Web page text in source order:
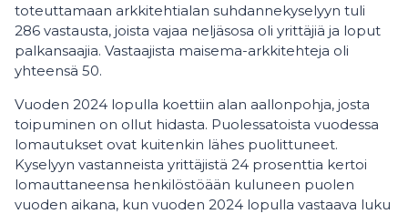
toteuttamaan arkkitehtialan suhdannekyselyyn tuli
286 vastausta, joista vajaa neljäsosa oli yrittäjiä ja loput
palkansaajia. Vastaajista maisema-arkkitehteja oli
yhteensä 50.
Vuoden 2024 lopulla koettiin alan aallonpohja, josta
toipuminen on ollut hidasta. Puolessatoista vuodessa
lomautukset ovat kuitenkin lähes puolittuneet.
Kyselyyn vastanneista yrittäjistä 24 prosenttia kertoi
lomauttaneensa henkilöstöään kuluneen puolen
vuoden aikana, kun vuoden 2024 lopulla vastaava luku